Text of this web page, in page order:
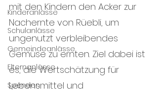
Kinderanlässe
Schulanlässe
Gemeindeanlässe
Elternanlässe
Spenden
mit den Kindern den Acker zur
Nachernte von Rüebli, um
ungenutzt verbleibendes
Gemüse zu ernten. Ziel dabei ist
es, die Wertschätzung für
Lebensmittel und